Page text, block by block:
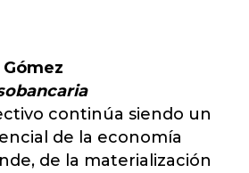
continúa siendo un
de la economía
de la materialización